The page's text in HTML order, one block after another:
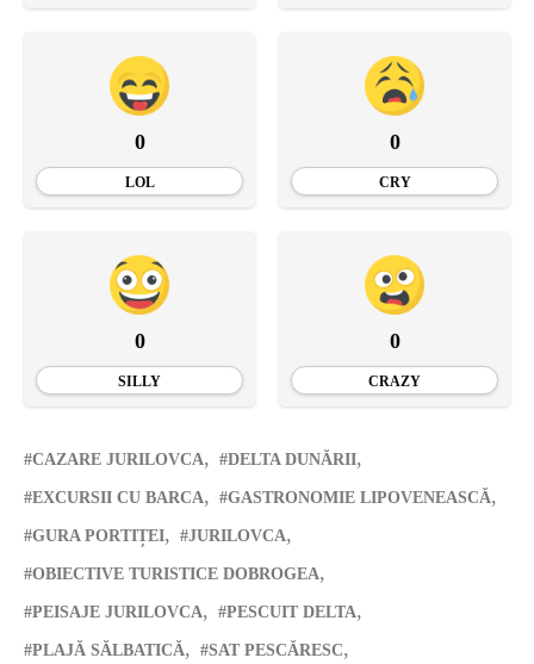
0
LOL
0
CRY
0
SILLY
0
CRAZY
CAZARE JURILOVCA DELTA DUNĂRII
EXCURSII CU BARCA GASTRONOMIE LIPOVENEASCĂ
GURA PORTIȚEI JURILOVCA
OBIECTIVE TURISTICE DOBROGEA
PEISAJE JURILOVCA PESCUIT DELTA
PLAJĂ SĂLBATICĂ SAT PESCĂRESC